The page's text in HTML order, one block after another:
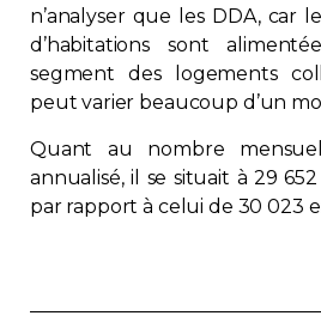
Zone Membres
Français
n’analyser que les DDA, car
d’habitations sont
segment des logements
peut varier beaucoup d’un
Quant au nombre
annualisé, il se situait à 29
par rapport à celui de 30 023